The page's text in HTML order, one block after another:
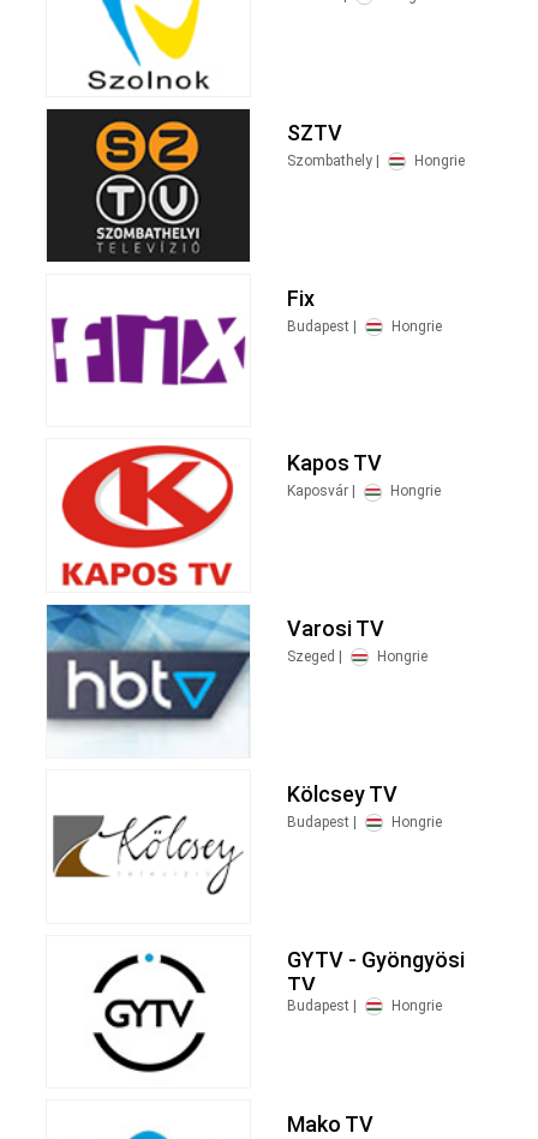
SZTV
Szombathely | Hongrie
Fix
Budapest | Hongrie
Kapos TV
Kaposvár | Hongrie
Varosi TV
Szeged | Hongrie
Kölcsey TV
Budapest | Hongrie
GYTV - Gyöngyösi
TV
Budapest | Hongrie
Mako TV